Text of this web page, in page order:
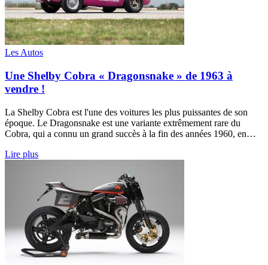
Les Autos
Une Shelby Cobra « Dragonsnake » de 1963 à
vendre !
La Shelby Cobra est l'une des voitures les plus puissantes de son
époque. Le Dragonsnake est une variante extrêmement rare du
Cobra, qui a connu un grand succès à la fin des années 1960, en…
Lire plus